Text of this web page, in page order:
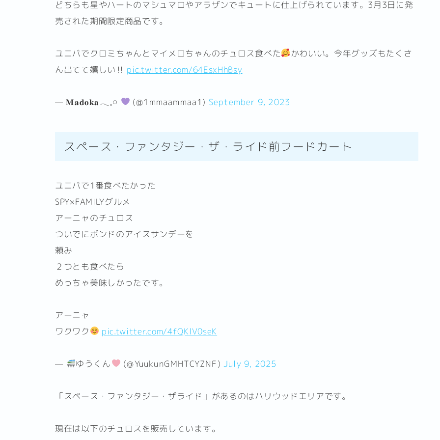
どちらも星やハートのマシュマロやアラザンでキュートに仕上げられています。3月3日に発
売された期間限定商品です。
ユニバでクロミちゃんとマイメロちゃんのチュロス食べた
かわいい。今年グッズもたくさ
ん出てて嬉しい‼︎ pic.twitter.com/64EsxHhBsy
— 𝐌𝐚𝐝𝐨𝐤𝐚𓂃𓈒𓏸︎︎︎︎ (@1mmaammaa1) September 9, 2023
スペース・ファンタジー・ザ・ライド前フードカート
ユニバで1番食べたかった
SPY×FAMILYグルメ
アーニャのチュロス
ついでにボンドのアイスサンデーを
頼み
２つとも食べたら
めっちゃ美味しかったです。
アーニャ
ワクワク
pic.twitter.com/4fQKlV0seK
— ゆうくん (@YuukunGMHTCYZNF) July 9, 2025
「スペース・ファンタジー・ザライド」があるのはハリウッドエリアです。
現在は以下のチュロスを販売しています。